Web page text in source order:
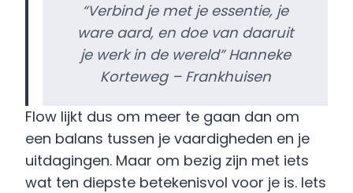
“Verbind je met je essentie, je
ware aard, en doe van daaruit
je werk in de wereld” Hanneke
Korteweg – Frankhuisen
Flow lijkt dus om meer te gaan dan om
een balans tussen je vaardigheden en je
uitdagingen. Maar om bezig zijn met iets
wat ten diepste betekenisvol voor je is. Iets